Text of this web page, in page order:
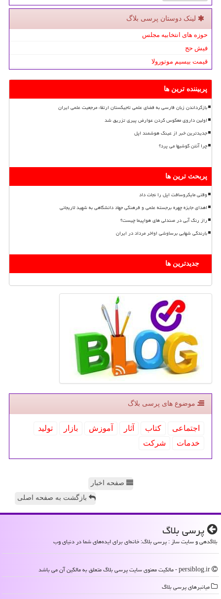
لینک دوستان پرسی بلاگ
حوزه های انتخابیه مجلس
فیش حج
قیمت بیسیم موتورولا
پربیننده ترین ها
بازگرداندن زبان فارسی به فضای علمی تاجیکستان ارتقاء مرجعیت علمی ایران
اولین داروی معکوس کردن عوارض پیری تزریق شد
جدیدترین خبر از عینک هوشمند اپل
چرا آنتن گوشیها می پرد؟
پربحث ترین ها
وقتی مایکروسافت اپل را نجات داد
اهدای جایزه چهره برجسته علمی و فرهنگی جهاد دانشگاهی به شهید لاریجانی
راز رنگ آبی در صندلی های هواپیما چیست؟
بارندگی شهابی برساوشی اواخر مرداد در ایران
جدیدترین ها
موضوع های پرسی بلاگ
اجتماعی كتاب آثار آموزش بازار
تولید
خدمات
شركت
صفحه اخبار
بازگشت به صفحه اصلی
پرسی بلاگ
بلاگدهی و سایت ساز : پرسی بلاگ: خانه‌ای برای ایده‌های شما در دنیای وب
میانبرهای پرسی بلاگ